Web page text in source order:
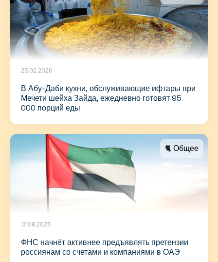
25.02.2026
В Абу-Даби кухни, обслуживающие ифтары при
Мечети шейха Зайда, ежедневно готовят 95
000 порций еды
🐈 Общее
12.08.2025
ФНС начнёт активнее предъявлять претензии
россиянам со счетами и компаниями в ОАЭ